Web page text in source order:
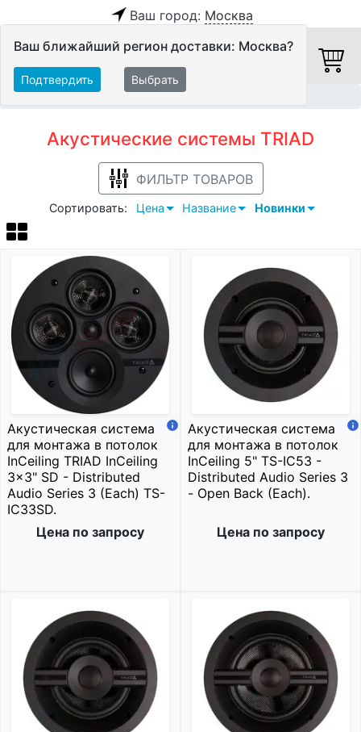
Ваш город: Москва
Ваш ближайший регион доставки: Москва?
Подтвердить Выбрать
Акустические системы TRIAD
ФИЛЬТР ТОВАРОВ
Сортировать: Цена Название Новинки
Акустическая система
для монтажа в потолок
InCeiling TRIAD InCeiling
3x3" SD - Distributed
Audio Series 3 (Each) TS-
IC33SD.
Цена по запросу
Акустическая система
для монтажа в потолок
InCeiling 5" TS-IC53 -
Distributed Audio Series 3
- Open Back (Each).
Цена по запросу